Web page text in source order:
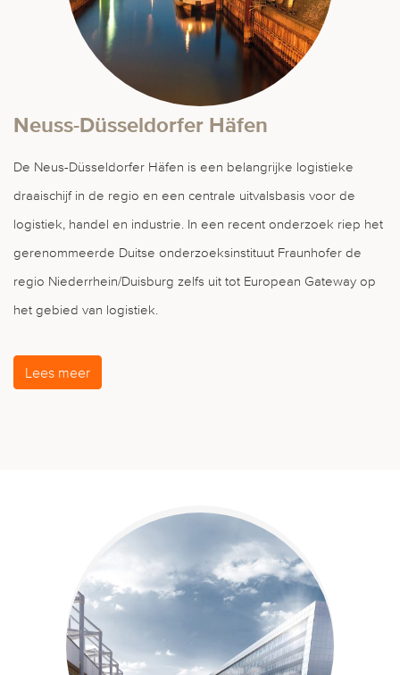
Neuss-Düsseldorfer Häfen
De Neus-Düsseldorfer Häfen is een belangrijke logistieke
draaischijf in de regio en een centrale uitvalsbasis voor de
logistiek, handel en industrie. In een recent onderzoek riep het
gerenommeerde Duitse onderzoeksinstituut Fraunhofer de
regio Niederrhein/Duisburg zelfs uit tot European Gateway op
het gebied van logistiek.
Lees meer